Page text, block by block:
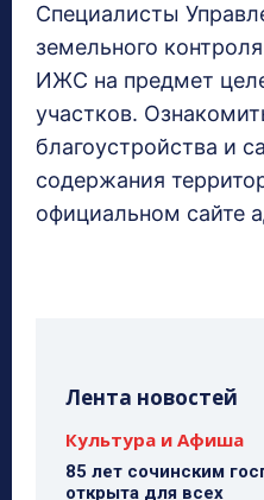
Специалисты
земельного
ИЖС на предмет
участков.
благоустройства и
содержания
официальном сайте
Лента новостей
Культура и Афиша
85 лет сочинским
открыта для всех